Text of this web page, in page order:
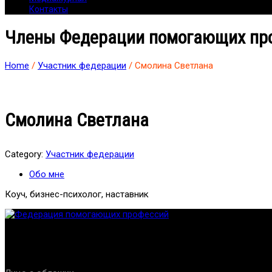
Контакты
Члены Федерации помогающих
Home / Участник федерации / Смолина Светлана
Смолина Светлана
Category: Участник федерации
Обо мне
Коуч, бизнес-психолог, наставник